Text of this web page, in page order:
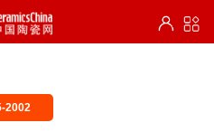
2002